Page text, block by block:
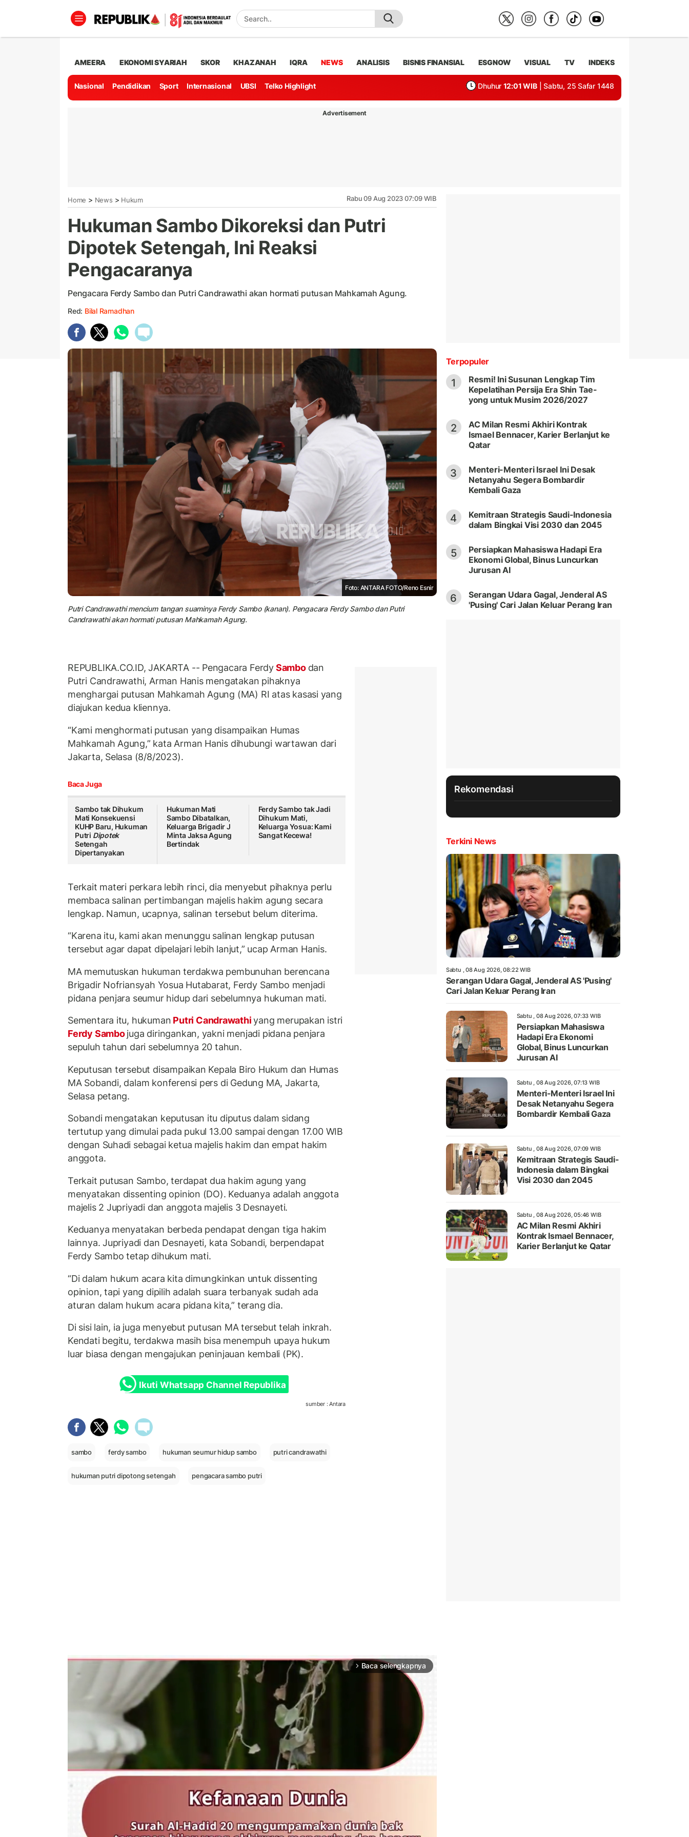
AMEERA EKONOMI SYARIAH SKOR KHAZANAH IQRA NEWS ANALISIS BISNIS FINANSIAL ESGNOW VISUAL TV INDEKS
Nasional Pendidikan Sport Internasional UBSI Telko Highlight Dhuhur 12:01 WIB | Sabtu, 25 Safar 1448
Advertisement
Home > News > Hukum Rabu 09 Aug 2023 07:09 WIB
Hukuman Sambo Dikoreksi dan Putri
Dipotek Setengah, Ini Reaksi
Pengacaranya
Pengacara Ferdy Sambo dan Putri Candrawathi akan hormati putusan Mahkamah Agung.
Red: Bilal Ramadhan
Foto: ANTARA FOTO/Reno Esnir
Putri Candrawathi mencium tangan suaminya Ferdy Sambo (kanan). Pengacara Ferdy Sambo dan Putri
Candrawathi akan hormati putusan Mahkamah Agung.
REPUBLIKA.CO.ID, JAKARTA -- Pengacara FerdySambo dan
Putri Candrawathi, Arman Hanis mengatakan pihaknya
menghargai putusan Mahkamah Agung (MA) RI atas kasasi yang
diajukan kedua kliennya.
“Kami menghormati putusan yang disampaikan Humas
Mahkamah Agung,” kata Arman Hanis dihubungi wartawan dari
Jakarta, Selasa (8/8/2023).
Baca Juga
Sambo tak Dihukum
Mati Konsekuensi
KUHP Baru, Hukuman
Putri Dipotek
Setengah
Dipertanyakan
Hukuman Mati
Sambo Dibatalkan,
Keluarga Brigadir J
Minta Jaksa Agung
Bertindak
Ferdy Sambo tak Jadi
Dihukum Mati,
Keluarga Yosua: Kami
Sangat Kecewa!
Terkait materi perkara lebih rinci, dia menyebut pihaknya perlu
membaca salinan pertimbangan majelis hakim agung secara
lengkap. Namun, ucapnya, salinan tersebut belum diterima.
“Karena itu, kami akan menunggu salinan lengkap putusan
tersebut agar dapat dipelajari lebih lanjut,” ucap Arman Hanis.
MA memutuskan hukuman terdakwa pembunuhan berencana
Brigadir Nofriansyah Yosua Hutabarat, Ferdy Sambo menjadi
pidana penjara seumur hidup dari sebelumnya hukuman mati.
Sementara itu, hukuman Putri Candrawathiyang merupakan istri
Ferdy Sambojuga diringankan, yakni menjadi pidana penjara
sepuluh tahun dari sebelumnya 20 tahun.
Keputusan tersebut disampaikan Kepala Biro Hukum dan Humas
MA Sobandi, dalam konferensi pers di Gedung MA, Jakarta,
Selasa petang.
Sobandi mengatakan keputusan itu diputus dalam sidang
tertutup yang dimulai pada pukul 13.00 sampai dengan 17.00 WIB
dengan Suhadi sebagai ketua majelis hakim dan empat hakim
anggota.
Terkait putusan Sambo, terdapat dua hakim agung yang
menyatakan dissenting opinion (DO). Keduanya adalah anggota
majelis 2 Jupriyadi dan anggota majelis 3 Desnayeti.
Keduanya menyatakan berbeda pendapat dengan tiga hakim
lainnya. Jupriyadi dan Desnayeti, kata Sobandi, berpendapat
Ferdy Sambo tetap dihukum mati.
“Di dalam hukum acara kita dimungkinkan untuk dissenting
opinion, tapi yang dipilih adalah suara terbanyak sudah ada
aturan dalam hukum acara pidana kita,” terang dia.
Di sisi lain, ia juga menyebut putusan MA tersebut telah inkrah.
Kendati begitu, terdakwa masih bisa menempuh upaya hukum
luar biasa dengan mengajukan peninjauan kembali (PK).
Ikuti Whatsapp Channel Republika
sumber : Antara
sambo ferdy sambo hukuman seumur hidup sambo putri candrawathi
hukuman putri dipotong setengah pengacara sambo putri
arrow_forward_ios Baca selengkapnya
Terpopuler
1
Resmi! Ini Susunan Lengkap Tim
Kepelatihan Persija Era Shin Tae-
yong untuk Musim 2026/2027
2
AC Milan Resmi Akhiri Kontrak
Ismael Bennacer, Karier Berlanjut ke
Qatar
3
Menteri-Menteri Israel Ini Desak
Netanyahu Segera Bombardir
Kembali Gaza
4
Kemitraan Strategis Saudi-Indonesia
dalam Bingkai Visi 2030 dan 2045
5
Persiapkan Mahasiswa Hadapi Era
Ekonomi Global, Binus Luncurkan
Jurusan AI
6
Serangan Udara Gagal, Jenderal AS
'Pusing' Cari Jalan Keluar Perang Iran
Rekomendasi
Terkini News
Sabtu , 08 Aug 2026, 08:22 WIB
Serangan Udara Gagal, Jenderal AS 'Pusing'
Cari Jalan Keluar Perang Iran
Sabtu , 08 Aug 2026, 07:33 WIB
Persiapkan Mahasiswa
Hadapi Era Ekonomi
Global, Binus Luncurkan
Jurusan AI
Sabtu , 08 Aug 2026, 07:13 WIB
Menteri-Menteri Israel Ini
Desak Netanyahu Segera
Bombardir Kembali Gaza
Sabtu , 08 Aug 2026, 07:09 WIB
Kemitraan Strategis Saudi-
Indonesia dalam Bingkai
Visi 2030 dan 2045
Sabtu , 08 Aug 2026, 05:46 WIB
AC Milan Resmi Akhiri
Kontrak Ismael Bennacer,
Karier Berlanjut ke Qatar